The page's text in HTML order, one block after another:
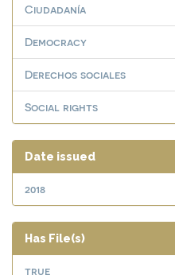
Ciudadanía
Democracy
Derechos sociales
Social rights
Date issued
2018
Has File(s)
true